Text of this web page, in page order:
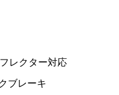
レクター対応
ブレーキ